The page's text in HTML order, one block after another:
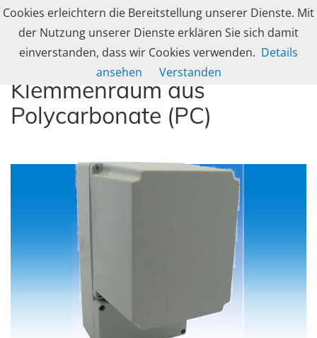
Skip to navigation
Skip to content
caleg group
Produzent und Lösungsanbieter für industrielle Gehäusetechnik,
Industriegehäuse mit
Klemmenraum aus
Polycarbonate (PC)
Cookies erleichtern die Bereitstellung unserer Dienste. Mit
der Nutzung unserer Dienste erklären Sie sich damit
einverstanden, dass wir Cookies verwenden. Details
ansehen
Verstanden